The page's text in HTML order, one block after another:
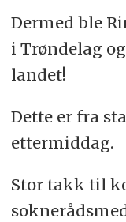
Dermed ble
i Trøndelag
landet!
Dette er fra
ettermiddag.
Stor takk til